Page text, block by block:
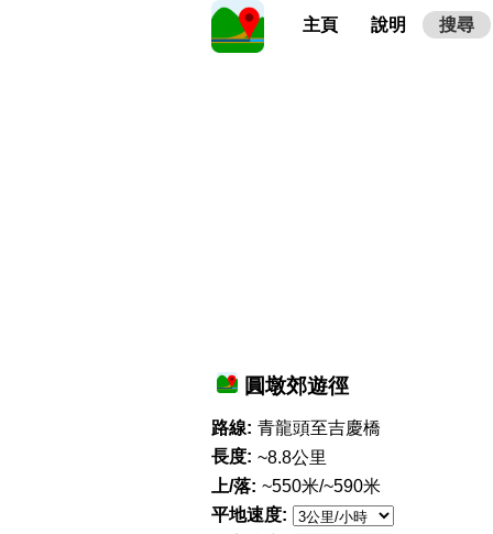
主頁 說明 搜尋
圓墩郊遊徑
路線: 青龍頭至吉慶橋
長度: ~8.8公里
上/落: ~550米/~590米
平地速度: